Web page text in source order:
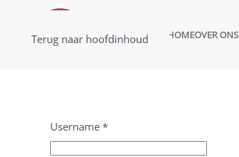
Terug naar hoofdinhoud HOMEOVER ONS
Username *